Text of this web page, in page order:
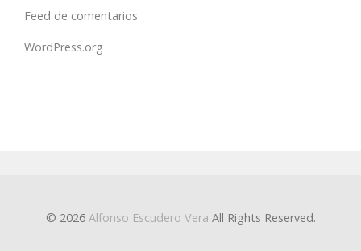
Feed de comentarios
WordPress.org
© 2026 Alfonso Escudero Vera All Rights Reserved.